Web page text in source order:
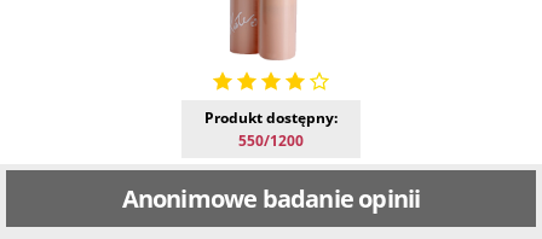
Produkt dostępny:
550/1200
Anonimowe badanie opinii